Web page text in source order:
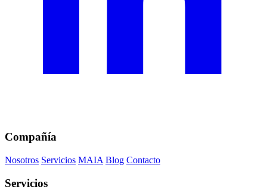
Compañía
Nosotros Servicios MAIA Blog Contacto
Servicios